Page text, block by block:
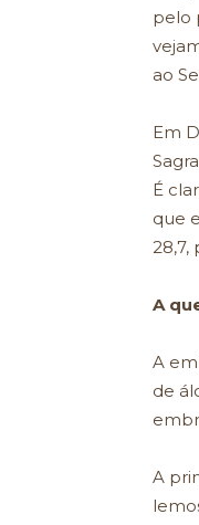
pelo
ao
Em
É
que
28,7,
A
A
de
A